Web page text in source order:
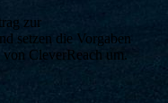
zur
setzen die Vorgaben
CleverReach um.